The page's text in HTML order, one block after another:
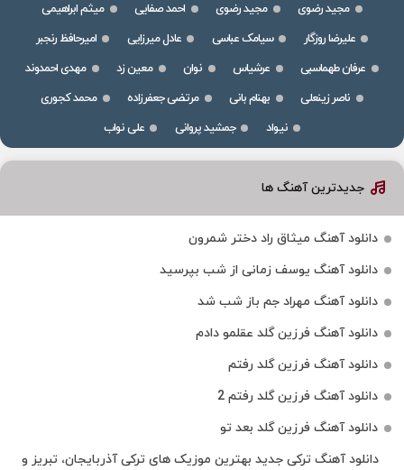
مجید رضوی
مجید رضوی احمد صفایی
میثم ابراهیمی
علیرضا روزگار
سیامک عباسی عادل میرزایی
امیرحافظ رنجبر
عرفان طهماسبی
عرشیاس نوان معین زد
مهدی احمدوند
ناصر زینعلی
بهنام بانی مرتضی جعفرزاده
محمد کجوری
نیواد
جمشید پروانی علی نواب
جدیدترین آهنگ ها
دانلود آهنگ میثاق راد دختر شمرون
دانلود آهنگ یوسف زمانی از شب بپرسید
دانلود آهنگ مهراد جم باز شب شد
دانلود آهنگ فرزین گلد عقلمو دادم
دانلود آهنگ فرزین گلد رفتم
دانلود آهنگ فرزین گلد رفتم 2
دانلود آهنگ فرزین گلد بعد تو
دانلود آهنگ ترکی جدید بهترین موزیک‌ های ترکی آذربایجان، تبریز و